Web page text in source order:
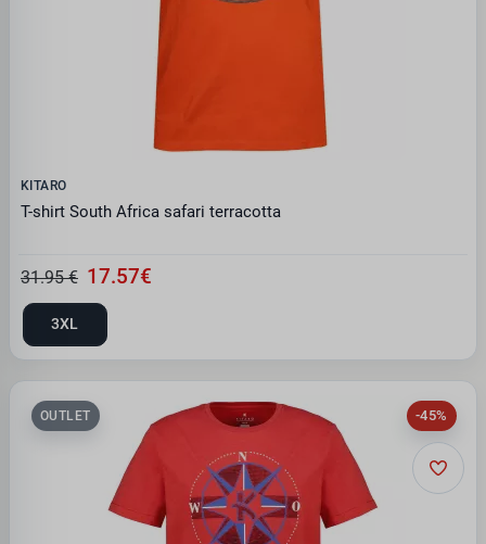
KITARO
T-shirt South Africa safari terracotta
31.95 € 17.57€
3XL
-45%
OUTLET